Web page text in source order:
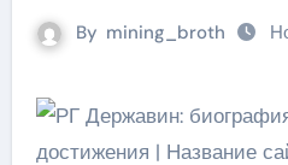
By mining_broth